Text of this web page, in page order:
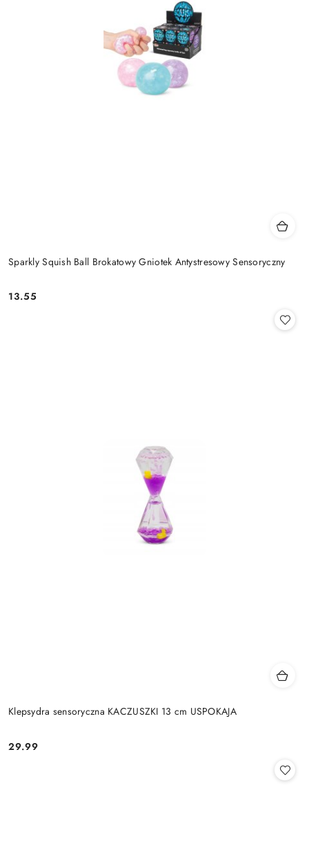
Sparkly Squish Ball Brokatowy Gniotek Antystresowy Sensoryczny
Cena:
13.55
Klepsydra sensoryczna KACZUSZKI 13 cm USPOKAJA
Cena:
29.99